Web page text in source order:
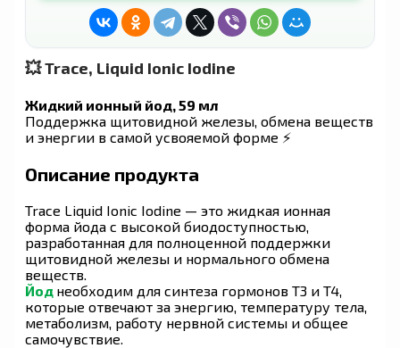
💥 Trace, Liquid Ionic Iodine
Жидкий ионный йод, 59 мл
Поддержка щитовидной железы, обмена веществ
и энергии в самой усвояемой форме ⚡
Описание продукта
Trace Liquid Ionic Iodine — это жидкая ионная
форма йода с высокой биодоступностью,
разработанная для полноценной поддержки
щитовидной железы и нормального обмена
веществ.
Йод необходим для синтеза гормонов T3 и T4,
которые отвечают за энергию, температуру тела,
метаболизм, работу нервной системы и общее
самочувствие.